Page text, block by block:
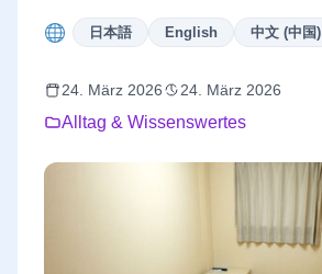
日本語 English 中文 (中国)
24. März 2026 24. März 2026
Alltag & Wissenswertes